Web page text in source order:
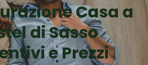
Casa a
di Sasso
e Prezzi